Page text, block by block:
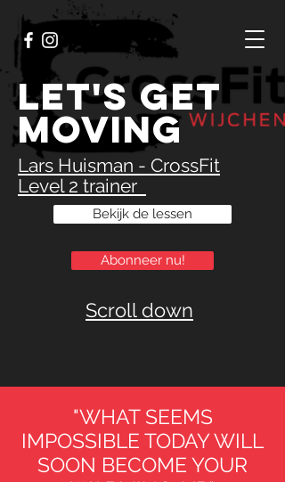
LET'S GET
MOVING
Lars Huisman - CrossFit
Level 2 trainer
Bekijk de lessen
Abonneer nu!
Scroll down
"WHAT SEEMS
IMPOSSIBLE TODAY WILL
SOON BECOME YOUR